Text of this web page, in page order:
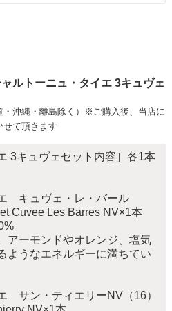
ルトーニュ・タイエ 3キュヴェ
・沖縄・離島除く）※ご購入後、当店に
せて頂きます
3キュヴェセット内容］各1本
キュヴェ・レ・バール
Cuvee Les Barres NV×1本
アーモンドやオレンジ、塩気
ようなエネルギーに満ちてい
サン・ティエリーNV（16）